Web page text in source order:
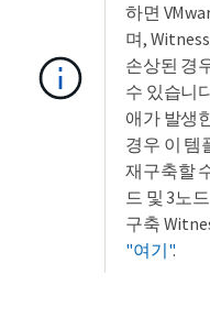
하면
며,
손상된 경
수 있습니
애가 발생
경우 이 템
재구축할
드 및 3노
구축
"여기".